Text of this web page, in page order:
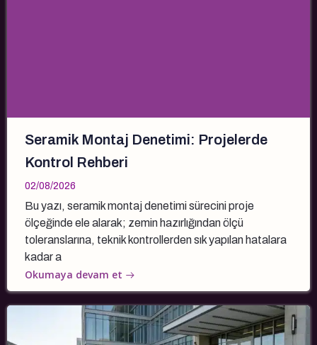
Seramik Montaj Denetimi: Projelerde
Kontrol Rehberi
02/08/2026
Bu yazı, seramik montaj denetimi sürecini proje
ölçeğinde ele alarak; zemin hazırlığından ölçü
toleranslarına, teknik kontrollerden sık yapılan hatalara
kadar a
Okumaya devam et